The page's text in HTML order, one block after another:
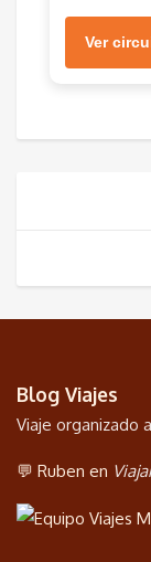
Ver
Blog Viajes
Viaje organizado
💬 Ruben en